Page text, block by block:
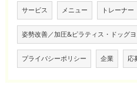
サービス メニュー トレーナー
姿勢改善／加圧&ピラティス・ドッグ
プライバシーポリシー 企業 応